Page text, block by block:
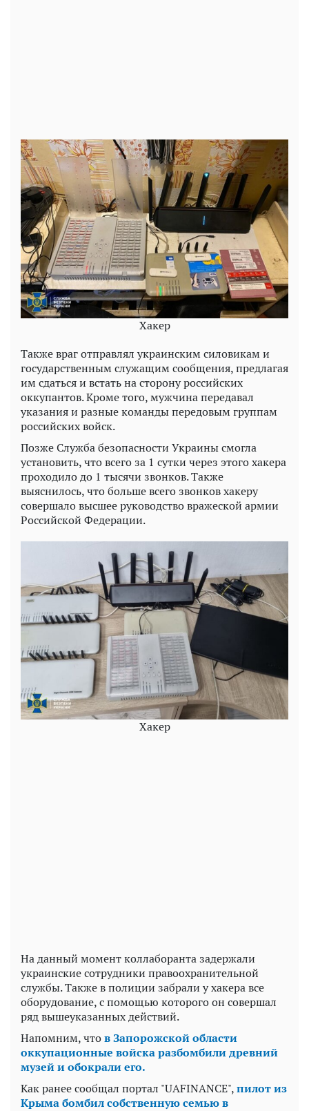
Хакер
Также враг отправлял украинским силовикам и
государственным служащим сообщения, предлагая
им сдаться и встать на сторону российских
оккупантов. Кроме того, мужчина передавал
указания и разные команды передовым группам
российских войск.
Позже Служба безопасности Украины смогла
установить, что всего за 1 сутки через этого хакера
проходило до 1 тысячи звонков. Также
выяснилось, что больше всего звонков хакеру
совершало высшее руководство вражеской армии
Российской Федерации.
Хакер
На данный момент коллаборанта задержали
украинские сотрудники правоохранительной
службы. Также в полиции забрали у хакера все
оборудование, с помощью которого он совершал
ряд вышеуказанных действий.
Напомним, чтов Запорожской области
оккупационные войска разбомбили древний
музей и обокрали его.
Как ранее сообщал портал "UAFINANCE",пилот из
Крыма бомбил собственную семью в